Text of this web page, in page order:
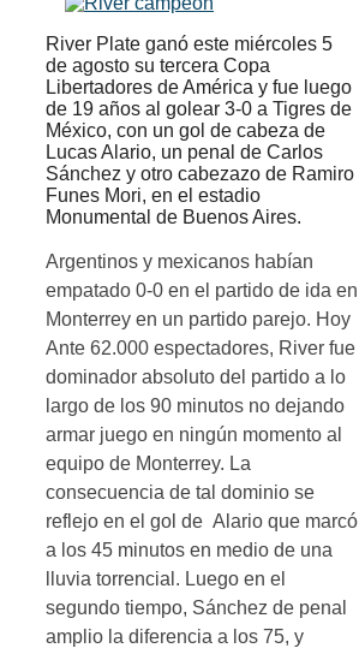
River Plate ganó este miércoles 5
de agosto su tercera Copa
Libertadores de América y fue luego
de 19 años al golear 3-0 a Tigres de
México, con un gol de cabeza de
Lucas Alario, un penal de Carlos
Sánchez y otro cabezazo de Ramiro
Funes Mori, en el estadio
Monumental de Buenos Aires.
Argentinos y mexicanos habían
empatado 0-0 en el partido de ida en
Monterrey en un partido parejo. Hoy
Ante 62.000 espectadores, River fue
dominador absoluto del partido a lo
largo de los 90 minutos no dejando
armar juego en ningún momento al
equipo de Monterrey. La
consecuencia de tal dominio se
reflejo en el gol de Alario que marcó
a los 45 minutos en medio de una
lluvia torrencial. Luego en el
segundo tiempo, Sánchez de penal
amplio la diferencia a los 75, y